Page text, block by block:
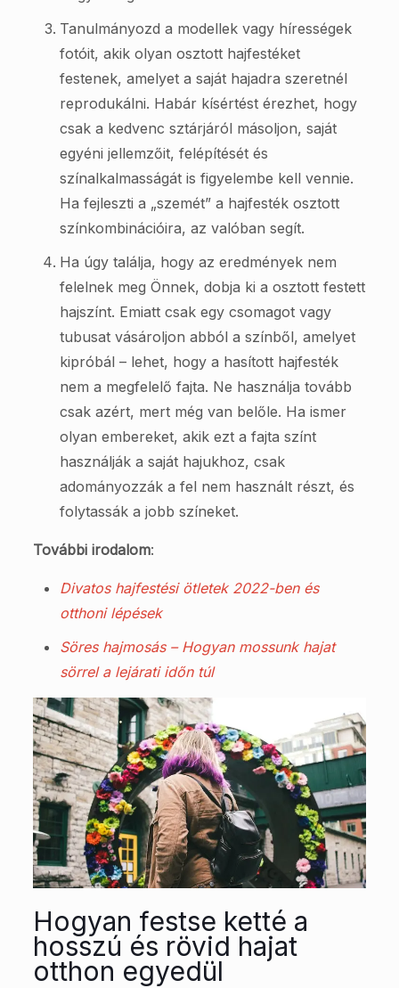
Tanulmányozd a modellek vagy hírességek
fotóit, akik olyan osztott hajfestéket
festenek, amelyet a saját hajadra szeretnél
reprodukálni. Habár kísértést érezhet, hogy
csak a kedvenc sztárjáról másoljon, saját
egyéni jellemzőit, felépítését és
színalkalmasságát is figyelembe kell vennie.
Ha fejleszti a „szemét” a hajfesték osztott
színkombinációira, az valóban segít.
Ha úgy találja, hogy az eredmények nem
felelnek meg Önnek, dobja ki a osztott festett
hajszínt. Emiatt csak egy csomagot vagy
tubusat vásároljon abból a színből, amelyet
kipróbál – lehet, hogy a hasított hajfesték
nem a megfelelő fajta. Ne használja tovább
csak azért, mert még van belőle. Ha ismer
olyan embereket, akik ezt a fajta színt
használják a saját hajukhoz, csak
adományozzák a fel nem használt részt, és
folytassák a jobb színeket.
További irodalom:
Divatos hajfestési ötletek 2022-ben és
otthoni lépések
Söres hajmosás – Hogyan mossunk hajat
sörrel a lejárati időn túl
Hogyan festse ketté a
hosszú és rövid hajat
otthon egyedül